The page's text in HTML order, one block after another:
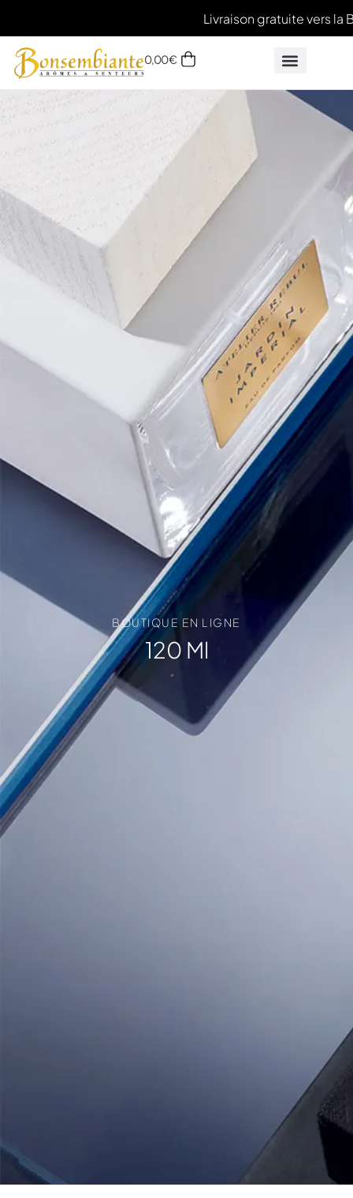
Livraison gratuite vers la
0,00€
BOUTIQUE EN LIGNE
120 Ml